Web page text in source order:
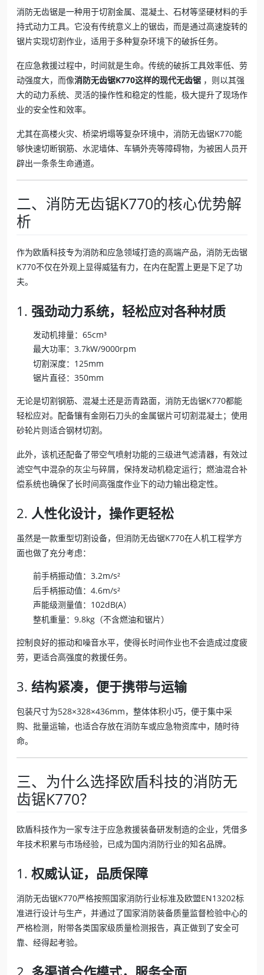
消防无齿锯是一种用于切割金属、混凝土、石材等坚硬材料的手
持式动力工具。它没有传统意义上的锯齿，而是通过高速旋转的
锯片实现切割作业，适用于多种复杂环境下的破拆任务。
在应急救援过程中，时间就是生命。传统的破拆工具效率低、劳
动强度大，而像消防无齿锯K770这样的现代无齿锯 ，则以其强
大的动力系统、灵活的操作性和稳定的性能，极大提升了现场作
业的安全性和效率。
尤其在高楼火灾、桥梁坍塌等复杂环境中，消防无齿锯K770能
够快速切断钢筋、水泥墙体、车辆外壳等障碍物，为被困人员开
辟出一条条生命通道。
二、消防无齿锯K770的核心优势解
析
作为欧盾科技专为消防和应急领域打造的高端产品，消防无齿锯
K770不仅在外观上显得威猛有力，在内在配置上更是下足了功
夫。
1. 强劲动力系统，轻松应对各种材质
发动机排量：65cm³
最大功率：3.7kW/9000rpm
切割深度：125mm
锯片直径：350mm
无论是切割钢筋、混凝土还是沥青路面，消防无齿锯K770都能
轻松应对。配备镶有金刚石刀头的金属锯片可切割混凝土；使用
砂轮片则适合钢材切割。
此外，该机还配备了带空气喷射功能的三级进气滤清器，有效过
滤空气中混杂的灰尘与碎屑，保持发动机稳定运行；燃油混合补
偿系统也确保了长时间高强度作业下的动力输出稳定性。
2. 人性化设计，操作更轻松
虽然是一款重型切割设备，但消防无齿锯K770在人机工程学方
面也做了充分考虑：
前手柄振动值：3.2m/s²
后手柄振动值：4.6m/s²
声能级测量值：102dB(A）
整机重量：9.8kg（不含燃油和锯片）
控制良好的振动和噪音水平，使得长时间作业也不会造成过度疲
劳，更适合高强度的救援任务。
3. 结构紧凑，便于携带与运输
包装尺寸为528×328×436mm，整体体积小巧，便于集中采
购、批量运输，也适合存放在消防车或应急物资库中，随时待
命。
三、为什么选择欧盾科技的消防无
齿锯K770？
欧盾科技作为一家专注于应急救援装备研发制造的企业，凭借多
年技术积累与市场经验，已成为国内消防行业的知名品牌。
1. 权威认证，品质保障
消防无齿锯K770严格按照国家消防行业标准及欧盟EN13202标
准进行设计与生产，并通过了国家消防装备质量监督检验中心的
严格检测，附带各类国家级质量检测报告，真正做到了安全可
靠、经得起考验。